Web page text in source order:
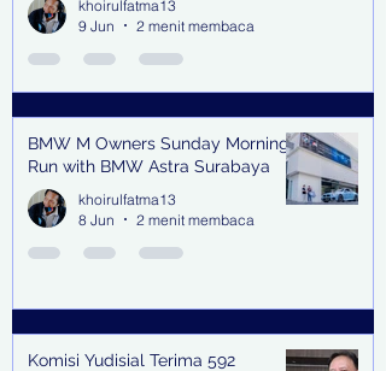
khoirulfatma13
9 Jun
2 menit membaca
BMW M Owners Sunday Morning
Run with BMW Astra Surabaya
khoirulfatma13
8 Jun
2 menit membaca
Komisi Yudisial Terima 592